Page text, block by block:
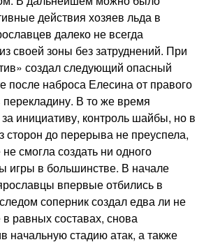
действия хозяев льда в
далеко не всегда
своей зоны без затруднений. При
создал следующий опасный
после наброса Елесина от правого
В то же время
инициативу, контроль шайбы, но в
сторон до перерыва не преуспела,
смогла создать ни одного
игры в большинстве. В начале
впервые отбились в
соперник создал едва ли не
равных составах, снова
начальную стадию атак, а также